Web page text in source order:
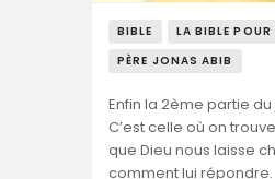
BIBLE
LA BIBLE
PÈRE JONAS ABIB
Enfin la 2ème partie
C’est celle où on
que Dieu nous laisse
comment lui répondre.